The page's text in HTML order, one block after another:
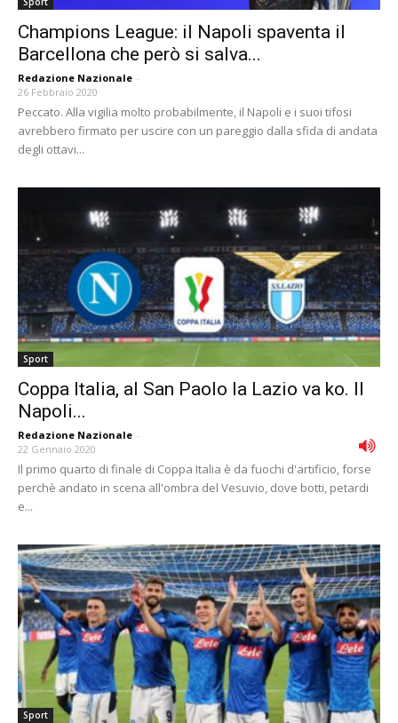
Champions League: il Napoli spaventa il
Barcellona che però si salva...
Redazione Nazionale -
26 Febbraio 2020
Peccato. Alla vigilia molto probabilmente, il Napoli e i suoi tifosi
avrebbero firmato per uscire con un pareggio dalla sfida di andata
degli ottavi...
Sport
Coppa Italia, al San Paolo la Lazio va ko. Il
Napoli...
Redazione Nazionale -
22 Gennaio 2020
Il primo quarto di finale di Coppa Italia è da fuochi d'artificio, forse
perchè andato in scena all'ombra del Vesuvio, dove botti, petardi
e...
Sport